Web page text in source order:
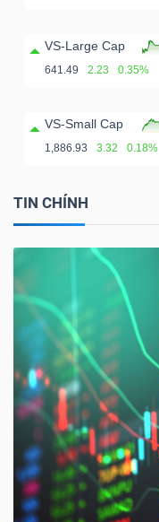
VS-Large Cap
641.49 2.23 0.35%
VS-Small Cap
1,886.93 3.32 0.18%
TIN CHÍNH